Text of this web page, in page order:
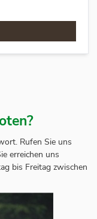
Rufen Sie uns
erreichen uns
bis Freitag zwischen